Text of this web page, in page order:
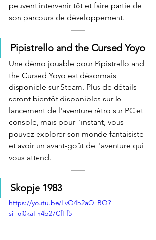
peuvent intervenir tôt et faire partie de
son parcours de développement.
Pipistrello and the Cursed Yoyo
Une démo jouable pour Pipistrello and
the Cursed Yoyo est désormais
disponible sur Steam. Plus de détails
seront bientôt disponibles sur le
lancement de l'aventure rétro sur PC et
console, mais pour l'instant, vous
pouvez explorer son monde fantaisiste
et avoir un avant-goût de l'aventure qui
vous attend.
Skopje 1983
https://youtu.be/LvO4b2aQ_BQ?
si=oi0kaFn4b27CfFf5